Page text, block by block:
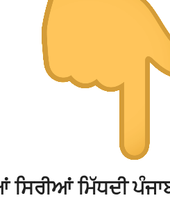
ਸਿਰੀਆਂ ਮਿੱਧਦੀ